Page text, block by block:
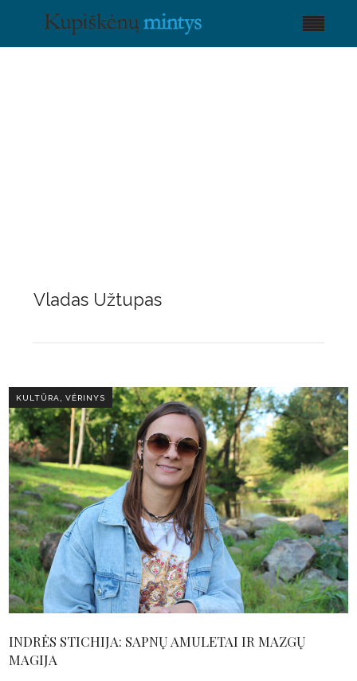
Vladas Užtupas
KULTŪRA ,VĖRINYS
INDRĖS STICHIJA: SAPNŲ AMULETAI IR MAZGŲ
MAGIJA